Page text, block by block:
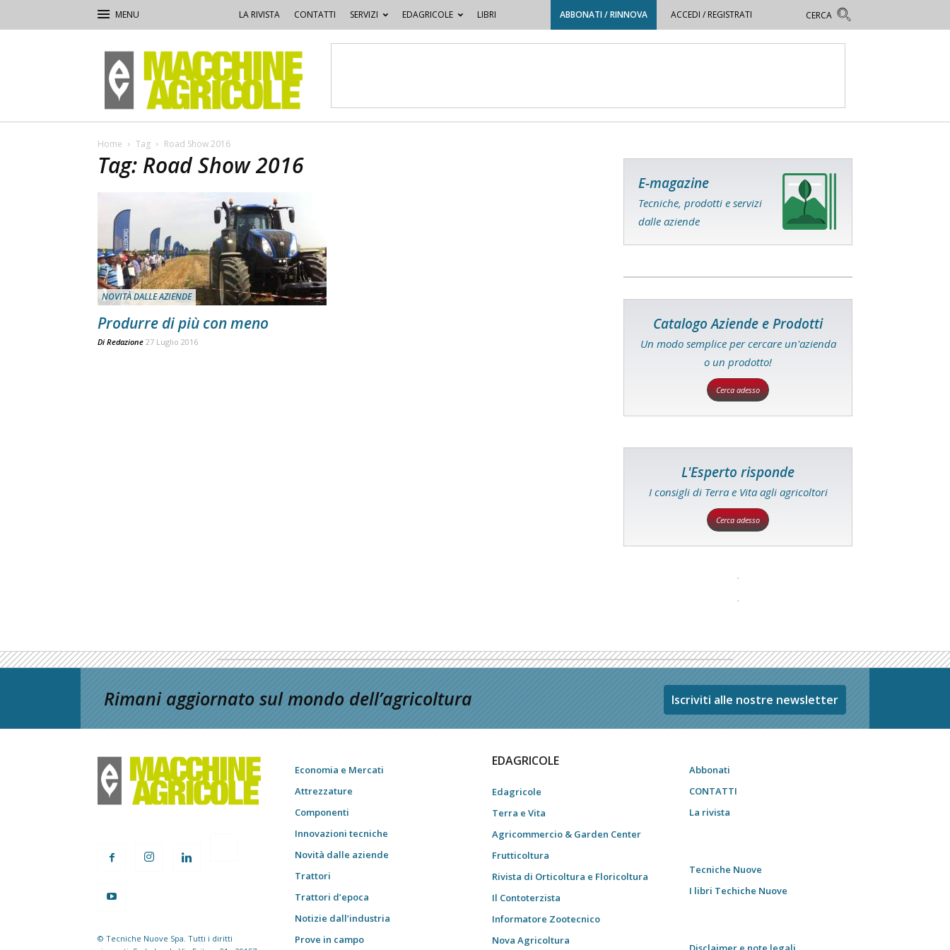
LA RIVISTA CONTATTI SERVIZI EDAGRICOLE LIBRI ABBONATI / RINNOVA ACCEDI / REGISTRATI
Macchine
Agricole
Home Tag Road Show 2016
Tag: Road Show 2016
NOVITÀ DALLE AZIENDE
Produrre di più con meno
Di Redazione 27 Luglio 2016
E-magazine
Tecniche, prodotti e servizi
dalle aziende
Catalogo Aziende e Prodotti
Un modo semplice per cercare un'azienda
o un prodotto!
Cerca adesso
L'Esperto risponde
I consigli di Terra e Vita agli agricoltori
Cerca adesso
Rimani aggiornato sul mondo dell’agricoltura Iscriviti alle nostre newsletter
© Tecniche Nuove Spa. Tutti i diritti
Economia e Mercati
Attrezzature
Componenti
Innovazioni tecniche
Novità dalle aziende
Trattori
Trattori d’epoca
Notizie dall’industria
Prove in campo
EDAGRICOLE
Edagricole
Terra e Vita
Agricommercio & Garden Center
Frutticoltura
Rivista di Orticoltura e Floricoltura
Il Contoterzista
Informatore Zootecnico
Nova Agricoltura
Abbonati
CONTATTI
La rivista
Tecniche Nuove
I libri Techiche Nuove